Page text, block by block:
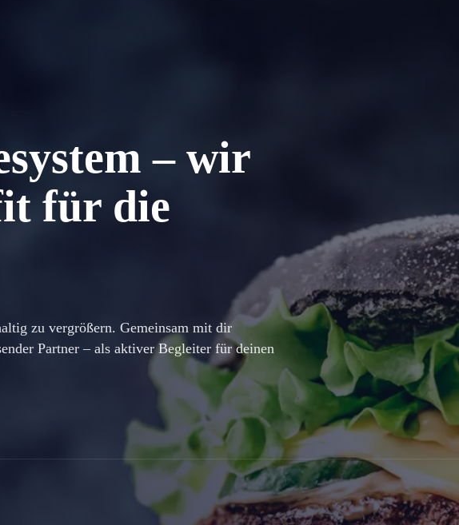
– wir
für die
zu vergrößern. Gemeinsam mit dir
Partner – als aktiver Begleiter für deinen